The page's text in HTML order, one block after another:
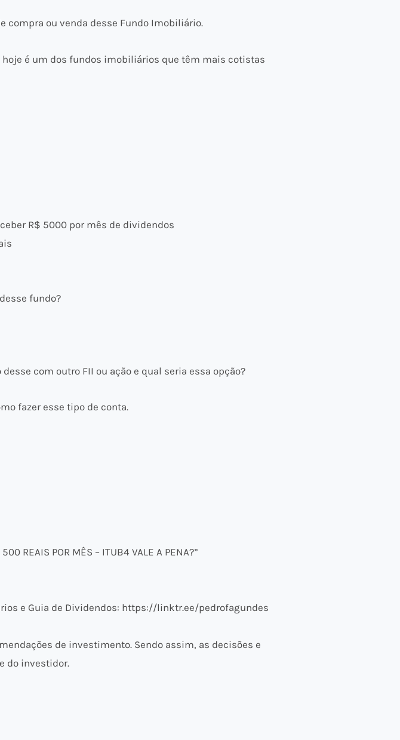
compra ou venda desse Fundo Imobiliário.
é um dos fundos imobiliários que têm mais cotistas
R$ 5000 por mês de dividendos
fundo?
com outro FII ou ação e qual seria essa opção?
fazer esse tipo de conta.
REAIS POR MÊS – ITUB4 VALE A PENA?”
e Guia de Dividendos: https://linktr.ee/pedrofagundes
de investimento. Sendo assim, as decisões e
do investidor.